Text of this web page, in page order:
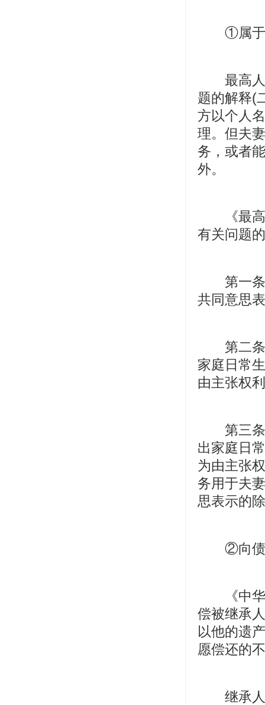
①属于夫
最高人
题的解释(
方以个人
理。但夫
务，或者
外。
《最高
有关问题
第一条
共同意思
第二条
家庭日常
由主张权
第三条
出家庭日
为由主张
务用于夫
思表示的
②向债务
《中华
偿被继承
以他的遗
愿偿还的
继承人